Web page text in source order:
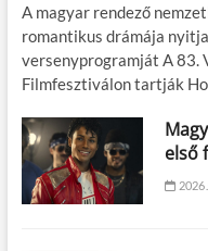
A magyar rendező
romantikus drámája
versenyprogramját A 83.
Filmfesztiválon tartják
első